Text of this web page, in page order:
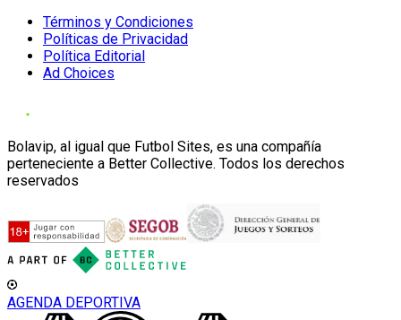
Términos y Condiciones
Políticas de Privacidad
Política Editorial
Ad Choices
Bolavip, al igual que Futbol Sites, es una compañía
perteneciente a Better Collective. Todos los derechos
reservados
AGENDA DEPORTIVA